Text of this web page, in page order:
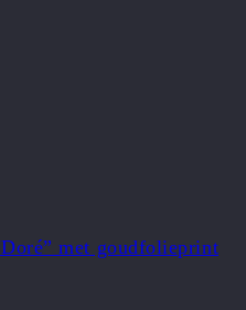
met goudfolieprint